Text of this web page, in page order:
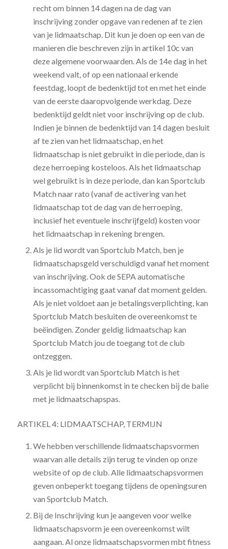
recht om binnen 14 dagen na de dag van
inschrijving zonder opgave van redenen af te zien
van je lidmaatschap. Dit kun je doen op een van de
manieren die beschreven zijn in artikel 10c van
deze algemene voorwaarden. Als de 14e dag in het
weekend valt, of op een nationaal erkende
feestdag, loopt de bedenktijd tot en met het einde
van de eerste daaropvolgende werkdag. Deze
bedenktijd geldt niet voor inschrijving op de club.
Indien je binnen de bedenktijd van 14 dagen besluit
af te zien van het lidmaatschap, en het
lidmaatschap is niet gebruikt in die periode, dan is
deze herroeping kosteloos. Als het lidmaatschap
wel gebruikt is in deze periode, dan kan Sportclub
Match naar rato (vanaf de activering van het
lidmaatschap tot de dag van de herroeping,
inclusief het eventuele inschrijfgeld) kosten voor
het lidmaatschap in rekening brengen.
Als je lid wordt van Sportclub Match, ben je
lidmaatschapsgeld verschuldigd vanaf het moment
van inschrijving. Ook de SEPA automatische
incassomachtiging gaat vanaf dat moment gelden.
Als je niet voldoet aan je betalingsverplichting, kan
Sportclub Match besluiten de overeenkomst te
beëindigen. Zonder geldig lidmaatschap kan
Sportclub Match jou de toegang tot de club
ontzeggen.
Als je lid wordt van Sportclub Match is het
verplicht bij binnenkomst in te checken bij de balie
met je lidmaatschapspas.
ARTIKEL 4: LIDMAATSCHAP, TERMIJN
We hebben verschillende lidmaatschapsvormen
waarvan alle details zijn terug te vinden op onze
website of op de club. Alle lidmaatschapsvormen
geven onbeperkt toegang tijdens de openingsuren
van Sportclub Match.
Bij de Inschrijving kun je aangeven voor welke
lidmaatschapsvorm je een overeenkomst wilt
aangaan. Al onze lidmaatschapsvormen mbt fitness